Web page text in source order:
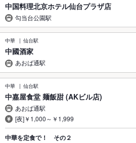
中国料理北京ホテル仙台プラザ店
勾当台公園駅
中華 仙台駅
中國酒家
あおば通駅
中華 仙台駅
中嘉屋食堂 麺飯甜 (AKビル店)
あおば通駅
[夜]￥1,000～￥1,999
中華を定食で！ その２